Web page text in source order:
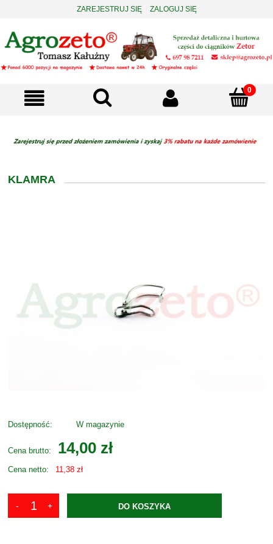
ZAREJESTRUJ SIĘ ZALOGUJ SIĘ
KLAMRA
Dostępność: W magazynie
Cena brutto: 14,00 zł
Cena netto: 11,38 zł
DO KOSZYKA